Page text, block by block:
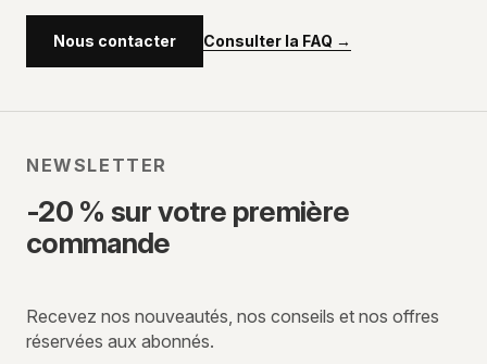
Nous contacter Consulter la FAQ →
NEWSLETTER
-20 % sur votre première
commande
Recevez nos nouveautés, nos conseils et nos offres
réservées aux abonnés.